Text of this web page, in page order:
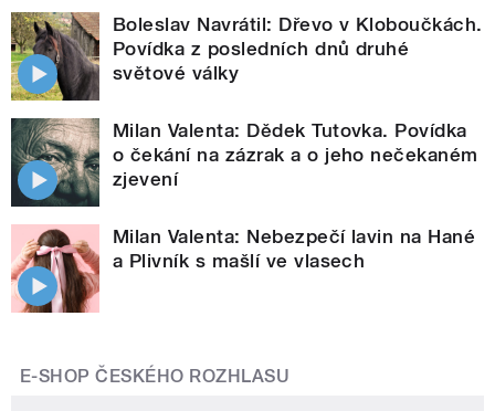
Boleslav Navrátil: Dřevo v Kloboučkách.
Povídka z posledních dnů druhé
světové války
Milan Valenta: Dědek Tutovka. Povídka
o čekání na zázrak a o jeho nečekaném
zjevení
Milan Valenta: Nebezpečí lavin na Hané
a Plivník s mašlí ve vlasech
E-SHOP ČESKÉHO ROZHLASU